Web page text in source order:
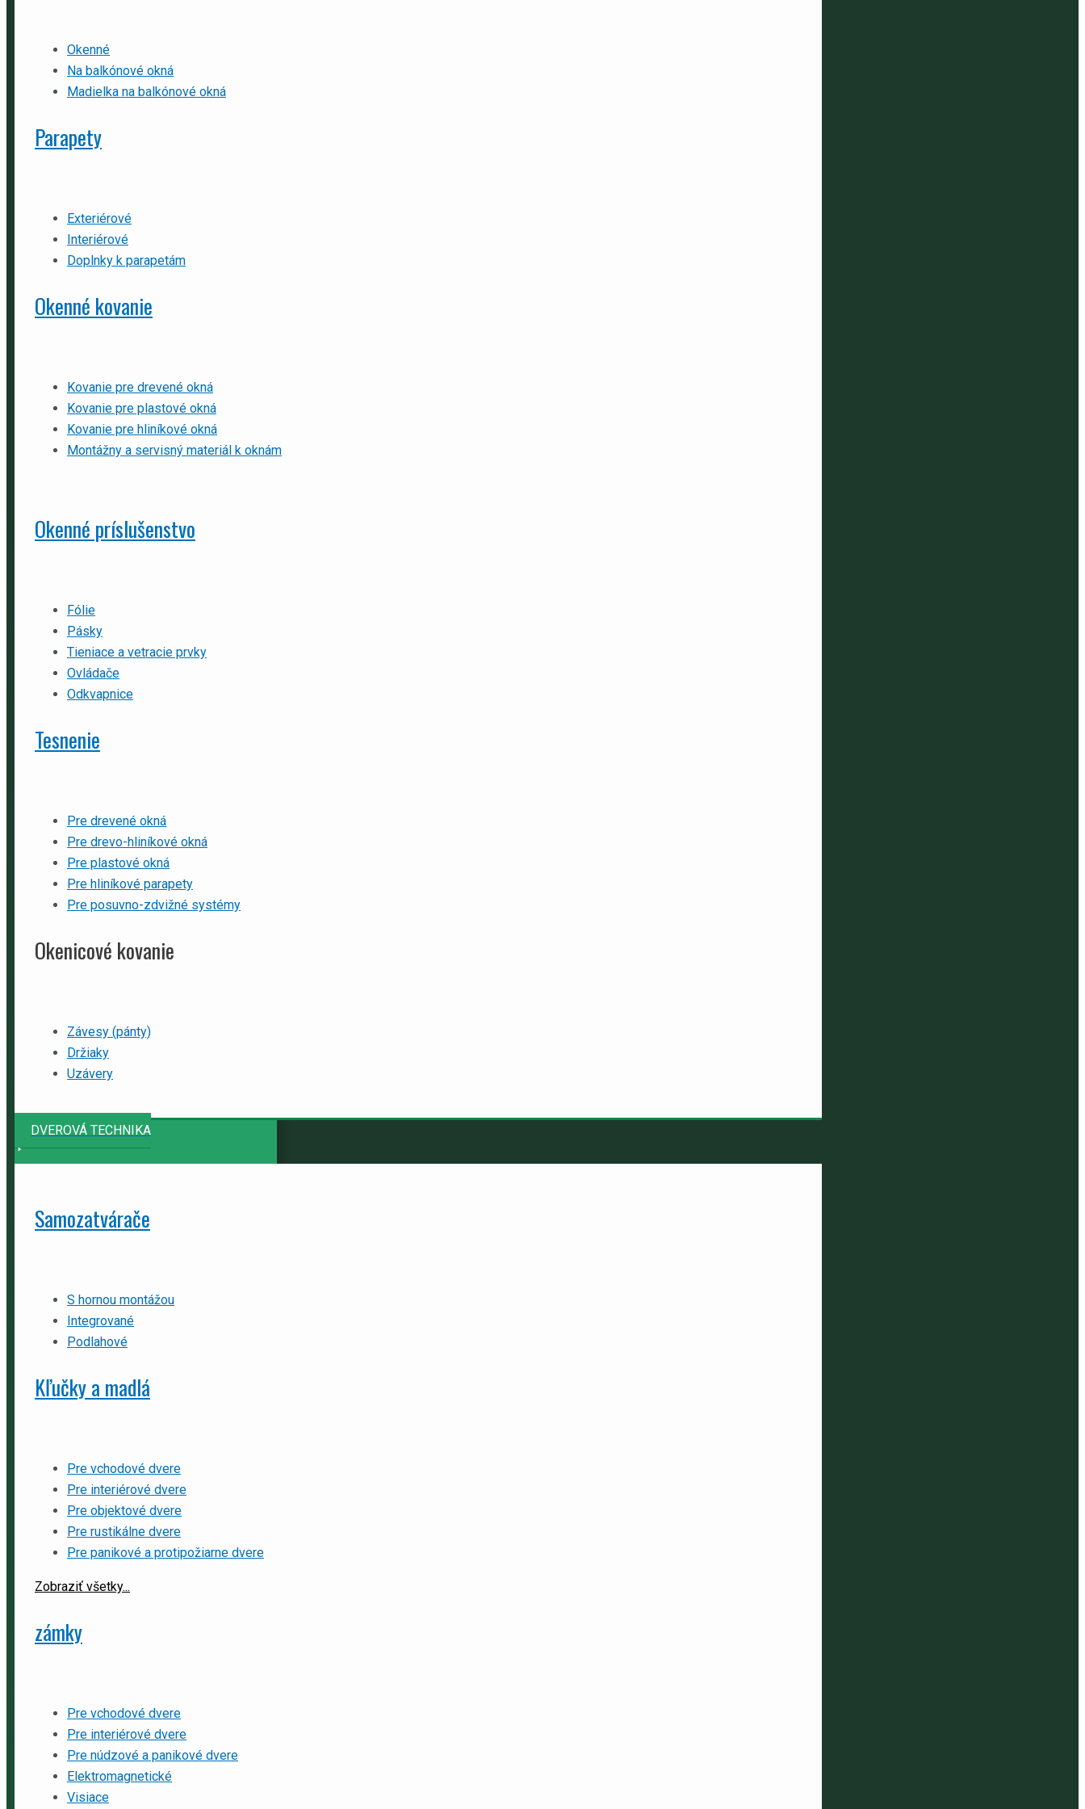
Okenné
Na balkónové okná
Madielka na balkónové okná
Parapety
Exteriérové
Interiérové
Doplnky k parapetám
Okenné kovanie
Kovanie pre drevené okná
Kovanie pre plastové okná
Kovanie pre hliníkové okná
Montážny a servisný materiál k oknám
Okenné príslušenstvo
Fólie
Pásky
Tieniace a vetracie prvky
Ovládače
Odkvapnice
Tesnenie
Pre drevené okná
Pre drevo-hliníkové okná
Pre plastové okná
Pre hliníkové parapety
Pre posuvno-zdvižné systémy
Okenicové kovanie
Závesy (pánty)
Držiaky
Uzávery
DVEROVÁ TECHNIKA
Samozatvárače
S hornou montážou
Integrované
Podlahové
Kľučky a madlá
Pre vchodové dvere
Pre interiérové dvere
Pre objektové dvere
Pre rustikálne dvere
Pre panikové a protipožiarne dvere
Zobraziť všetky...
zámky
Pre vchodové dvere
Pre interiérové dvere
Pre núdzové a panikové dvere
Elektromagnetické
Visiace